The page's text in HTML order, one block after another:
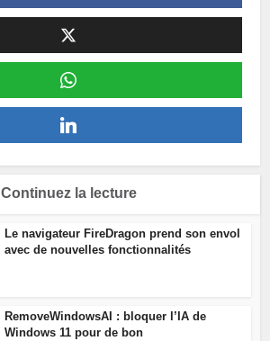
Continuez la lecture
Le navigateur FireDragon prend son envol
avec de nouvelles fonctionnalités
RemoveWindowsAI : bloquer l’IA de
Windows 11 pour de bon